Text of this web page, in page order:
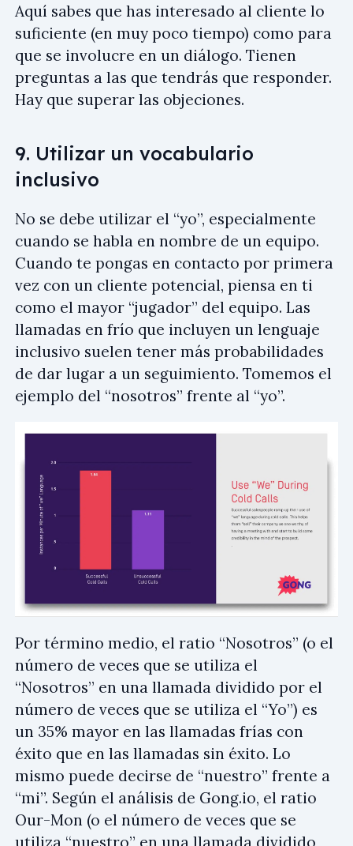
Aquí sabes que has interesado al cliente lo
suficiente (en muy poco tiempo) como para
que se involucre en un diálogo. Tienen
preguntas a las que tendrás que responder.
Hay que superar las objeciones.
9. Utilizar un vocabulario
inclusivo
No se debe utilizar el “yo”, especialmente
cuando se habla en nombre de un equipo.
Cuando te pongas en contacto por primera
vez con un cliente potencial, piensa en ti
como el mayor “jugador” del equipo. Las
llamadas en frío que incluyen un lenguaje
inclusivo suelen tener más probabilidades
de dar lugar a un seguimiento. Tomemos el
ejemplo del “nosotros” frente al “yo”.
Por término medio, el ratio “Nosotros” (o el
número de veces que se utiliza el
“Nosotros” en una llamada dividido por el
número de veces que se utiliza el “Yo”) es
un 35% mayor en las llamadas frías con
éxito que en las llamadas sin éxito. Lo
mismo puede decirse de “nuestro” frente a
“mi”. Según el análisis de Gong.io, el ratio
Our-Mon (o el número de veces que se
utiliza “nuestro” en una llamada dividido